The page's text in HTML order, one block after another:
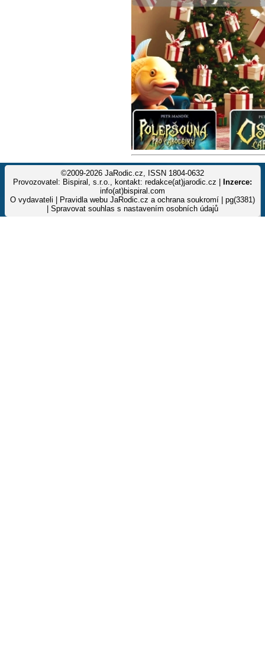
©2009-2026 JaRodic.cz, ISSN 1804-0632
Provozovatel: Bispiral, s.r.o., kontakt: redakce(at)jarodic.cz |
Inzerce:
info(at)bispiral.com
O vydavateli
Pravidla webu JaRodic.cz a ochrana soukromí | pg(3381)
Spravovat souhlas s nastavením osobních údajů